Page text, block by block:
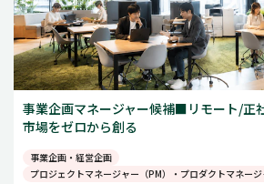
事業企画マネージャー候補■リモート/正
市場をゼロから創る
事業企画・経営企画
プロジェクトマネージャー（PM）・プロダクトマネージ